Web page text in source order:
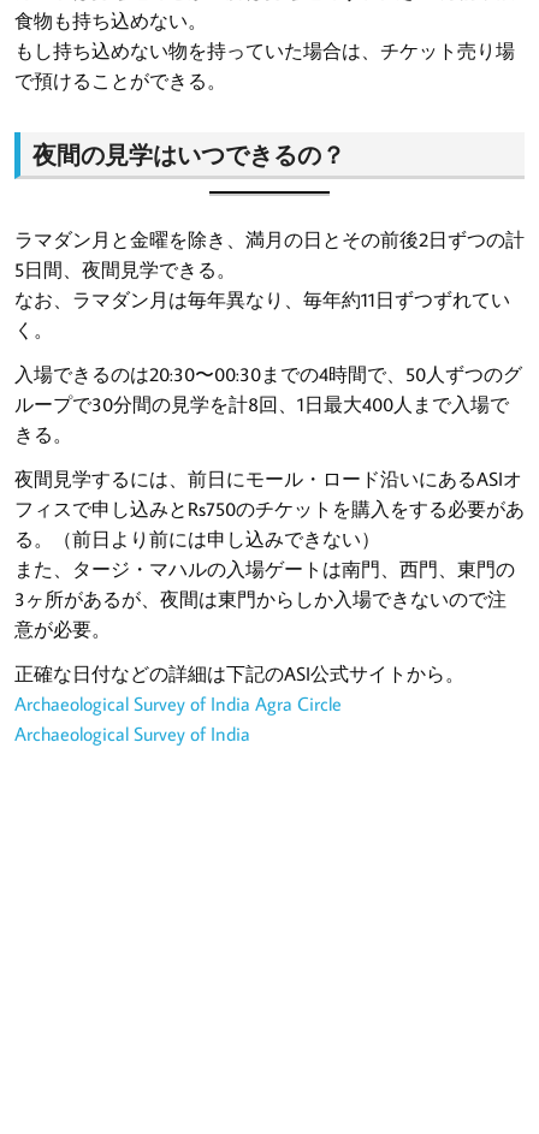
食物も持ち込めない。
もし持ち込めない物を持っていた場合は、チケット売り場
で預けることができる。
夜間の見学はいつできるの？
ラマダン月と金曜を除き、満月の日とその前後2日ずつの計
5日間、夜間見学できる。
なお、ラマダン月は毎年異なり、毎年約11日ずつずれてい
く。
入場できるのは20:30〜00:30までの4時間で、50人ずつのグ
ループで30分間の見学を計8回、1日最大400人まで入場で
きる。
夜間見学するには、前日にモール・ロード沿いにあるASIオ
フィスで申し込みとRs750のチケットを購入をする必要があ
る。（前日より前には申し込みできない）
また、タージ・マハルの入場ゲートは南門、西門、東門の
3ヶ所があるが、夜間は東門からしか入場できないので注
意が必要。
正確な日付などの詳細は下記のASI公式サイトから。
Archaeological Survey of India Agra Circle
Archaeological Survey of India